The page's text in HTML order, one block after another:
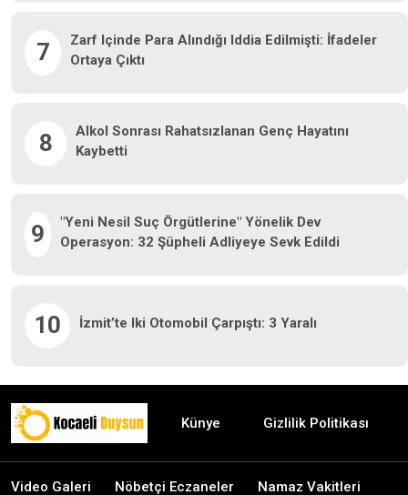
7
Zarf Içinde Para Alındığı Iddia Edilmişti: İfadeler
Ortaya Çıktı
8
Alkol Sonrası Rahatsızlanan Genç Hayatını
Kaybetti
9
"Yeni Nesil Suç Örgütlerine" Yönelik Dev
Operasyon: 32 Şüpheli Adliyeye Sevk Edildi
10 İzmit’te Iki Otomobil Çarpıştı: 3 Yaralı
Künye Gizlilik Politikası
Video Galeri Nöbetçi Eczaneler Namaz Vakitleri